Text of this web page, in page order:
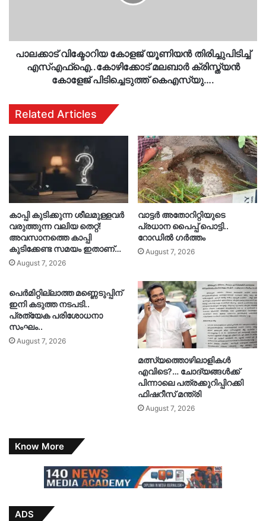
കോളേജ്
പിടിച്ചെടുത്ത്
കെഎസ്‌യു….
പാലക്കാട് വിക്ടോറിയ കോളജ് യൂണിയന്‍ തിരിച്ചുപിടിച്ച്
എസ്എഫ്ഐ..കോഴിക്കോട് മലബാര്‍ ക്രിസ്ത്യന്‍
കോളേജ് പിടിച്ചെടുത്ത് കെഎസ്‌യു….
Related Articles
കാപ്പി കുടിക്കുന്ന ശീലമുള്ളവർ
വരുത്തുന്ന വലിയ തെറ്റ്!
അവസാനത്തെ കാപ്പി
കുടിക്കേണ്ട സമയം ഇതാണ്…
August 7, 2026
വാട്ടർ അതോറിറ്റിയുടെ
പ്രധാന പൈപ്പ് പൊട്ടി..
റോഡിൽ ഗർത്തം
August 7, 2026
പെർമിറ്റില്ലാത്ത മണ്ണെടുപ്പിന്
ഇനി കടുത്ത നടപടി..
പ്രത്യേക പരിശോധനാ
സംഘം..
August 7, 2026
മത്സ്യത്തൊഴിലാളികൾ
എവിടെ?… ചോദ്യങ്ങൾക്ക്
പിന്നാലെ പത്രക്കുറിപ്പിറക്കി
ഫിഷറീസ് മന്ത്രി
August 7, 2026
Know More
ADS